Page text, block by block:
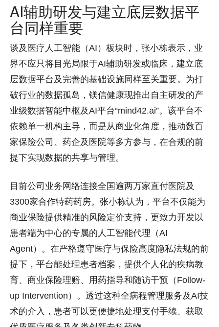
AI辅助研发与建立底层数据平
台同样重要
谈及医疗人工智能（AI）板块时，张小栋表示，业
界不应只将目光局限于AI辅助研发或临床，建立底
层数据平台及完善的基础设施同样至关重要。为打
破行业的数据孤岛，镁信健康现推出自主研发的产
业级数据智能中枢及AI平台“mind42.ai”。该平台不
依赖单一机构主导，而是从商业化角度，推动数百
家保险公司、药企及医院等多方参与，在合规的前
提下实现数据的共享与管理。
目前公司业务网络连接全国逾两万家直付医院及
3300家合作特药药房。张小栋认为，平台不仅能为
商业保险提供精准的风险定价支持，更致力开发以
患者端为中心的专属的人工智能代理（AI
Agent）。在严格遵守医疗与保险高度隐私法规的前
提下，平台能处理患者档案，提供个人化的疾病教
育、商业保险理赔、用药指导和随访干预（Follow-
up Intervention）。透过这种全病程管理服务及AI技
术的介入，患者可以更便捷地处理支付手续、获取